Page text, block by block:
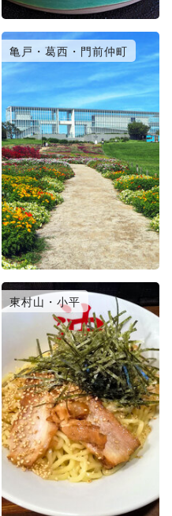
亀戸・葛西・門前仲町
東村山・小平